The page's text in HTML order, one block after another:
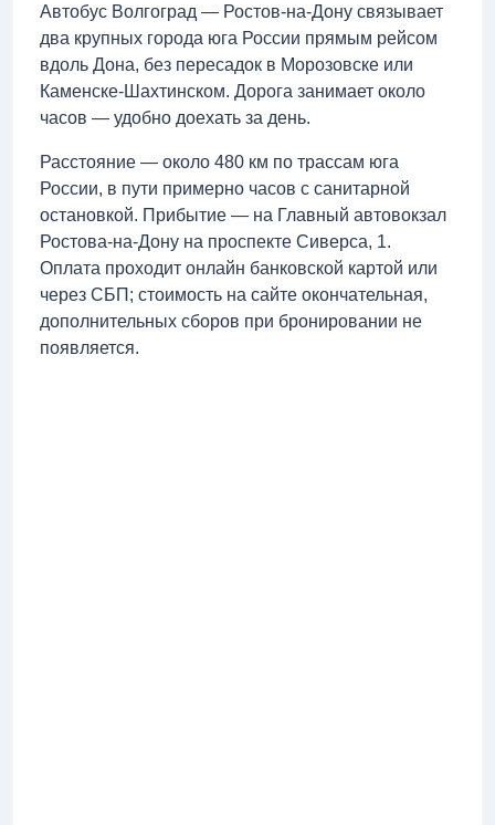
Автобус Волгоград — Ростов-на-Дону связывает
два крупных города юга России прямым рейсом
вдоль Дона, без пересадок в Морозовске или
Каменске-Шахтинском. Дорога занимает около
часов — удобно доехать за день.
Расстояние — около 480 км по трассам юга
России, в пути примерно часов с санитарной
остановкой. Прибытие — на Главный автовокзал
Ростова-на-Дону на проспекте Сиверса, 1.
Оплата проходит онлайн банковской картой или
через СБП; стоимость на сайте окончательная,
дополнительных сборов при бронировании не
появляется.